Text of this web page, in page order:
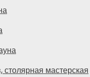
столярная мастерская